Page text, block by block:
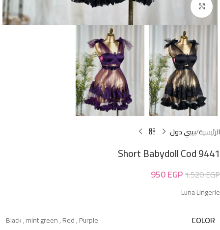
Click to enlarge
الرئيسية بيبي دول
Short Babydoll Cod 9441
1.520EGP
950EGP
Luna Lingerie
COLOR
Black,mint green,Red,Purple